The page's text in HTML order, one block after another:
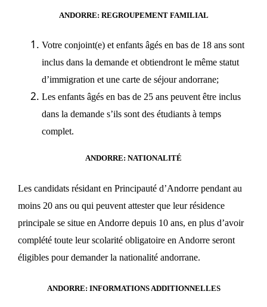
ANDORRE: REGROUPEMENT FAMILIAL
Votre conjoint(e) et enfants âgés en bas de 18 ans sont
inclus dans la demande et obtiendront le même statut
d’immigration et une carte de séjour andorrane;
Les enfants âgés en bas de 25 ans peuvent être inclus
dans la demande s’ils sont des étudiants à temps
complet.
ANDORRE: NATIONALITÉ
Les candidats résidant en Principauté d’Andorre pendant au
moins 20 ans ou qui peuvent attester que leur résidence
principale se situe en Andorre depuis 10 ans, en plus d’avoir
complété toute leur scolarité obligatoire en Andorre seront
éligibles pour demander la nationalité andorrane.
ANDORRE: INFORMATIONS ADDITIONNELLES